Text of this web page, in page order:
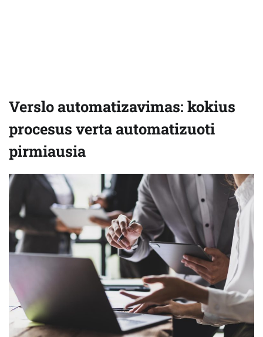
Verslo automatizavimas: kokius
procesus verta automatizuoti
pirmiausia